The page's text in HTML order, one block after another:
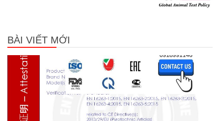
BÀI VIẾT MỚI